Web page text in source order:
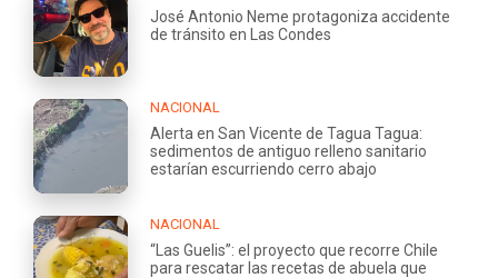
José Antonio Neme protagoniza accidente
de tránsito en Las Condes
NACIONAL
Alerta en San Vicente de Tagua Tagua:
sedimentos de antiguo relleno sanitario
estarían escurriendo cerro abajo
NACIONAL
“Las Guelis”: el proyecto que recorre Chile
para rescatar las recetas de abuela que